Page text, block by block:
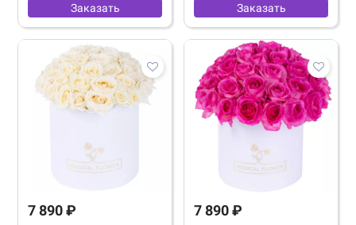
Заказать Заказать
7 890 ₽ 7 890 ₽